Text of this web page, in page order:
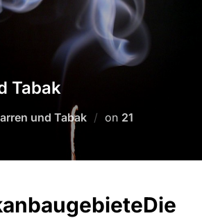
Tabak
und Tabak on Posted
21